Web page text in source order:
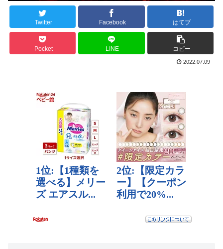
Twitter Facebook はてブ
Pocket LINE コピー
2022.07.09